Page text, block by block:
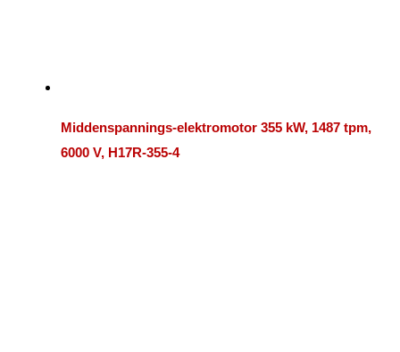
Middenspannings-elektromotor 355 kW, 1487 tpm,
6000 V, H17R-355-4